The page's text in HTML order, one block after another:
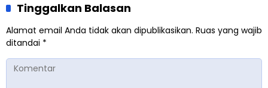
Tinggalkan Balasan
Alamat email Anda tidak akan dipublikasikan. Ruas yang wajib
ditandai *